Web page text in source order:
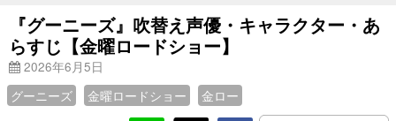
『グーニーズ』吹替え声優・キャラクター・あ
らすじ【金曜ロードショー】
2026年6月5日
グーニーズ
金曜ロードショー 金ロー